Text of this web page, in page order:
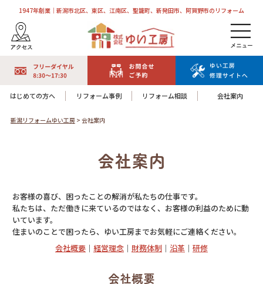
1947年創業｜新潟市北区、東区、江南区、聖籠町、新発田市、阿賀野市のリフォーム
はじめての方へ リフォーム事例 リフォーム相談 会社案内
新潟リフォームゆい工房> 会社案内
会社案内
お客様の喜び、困ったことの解消が私たちの仕事です。
私たちは、ただ働きに来ているのではなく、お客様の利益のために動
いています。
住まいのことで困ったら、ゆい工房までお気軽にご連絡ください。
会社概要 ｜ 経営理念 ｜ 財務体制 ｜ 沿革 ｜ 研修
会社概要